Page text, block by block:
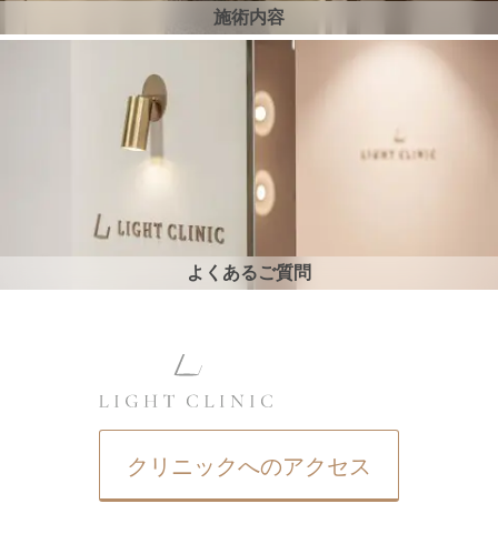
施術内容
よくあるご質問
クリニックへのアクセス